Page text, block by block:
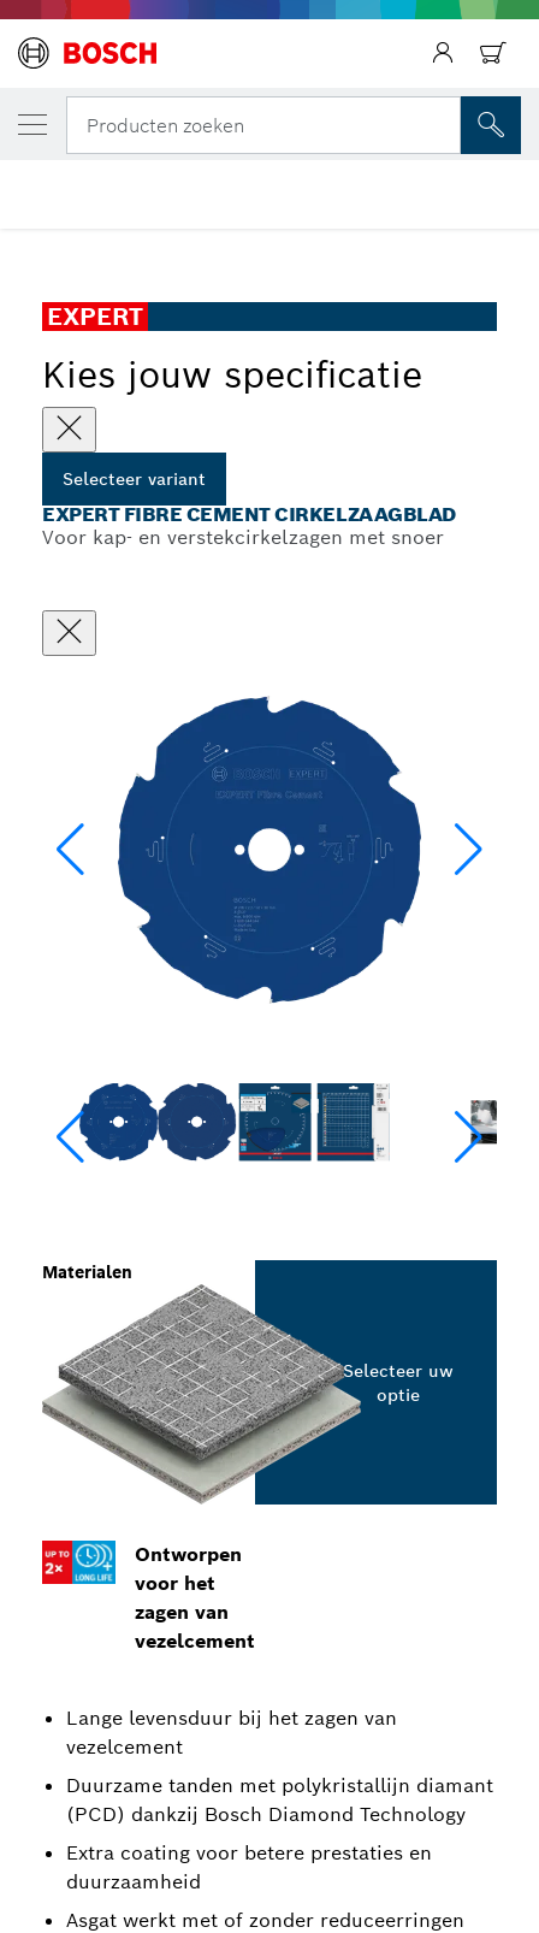
Producten zoeken
EXPERT
Kies jouw specificatie
Selecteer variant
EXPERT FIBRE CEMENT CIRKELZAAGBLAD
Voor kap- en verstekcirkelzagen met snoer
Ontworpen
voor het
zagen van
vezelcement
Lange levensduur bij het zagen van
vezelcement
Duurzame tanden met polykristallijn diamant
(PCD) dankzij Bosch Diamond Technology
Extra coating voor betere prestaties en
duurzaamheid
Asgat werkt met of zonder reduceerringen
Materialen
Selecteer uw
optie
JOUW GESELECTEERDE VARIANT
EXPERT Fibre Cement cirkelzaagblad